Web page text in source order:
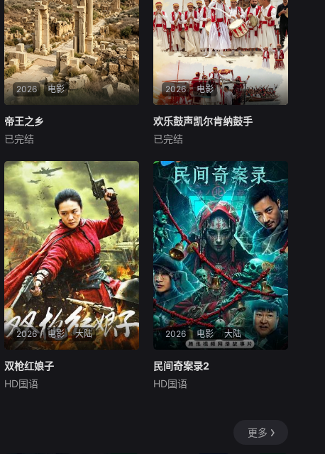
2026 电影
帝王之乡
未知
聚焦利比亚古城勒卜达，位于
首都的黎波里以东约120公
里。该城由腓尼基水手于公元
前七世纪建立，后来在罗马帝
国时期成为北非最重要的城市
之一。
帝王之乡
已完结
2026 电影
欢乐鼓声凯尔肯纳鼓手
未知
介绍凯尔肯纳群岛的民间民俗
文化，当地居民一直致力于将
这些传统世代相传并加以保
护。参加“节目交流竞赛”——
“阿拉伯世界各地”类别，主题
为“阿拉伯世界的民间艺术”
欢乐鼓声凯尔肯纳鼓手
已完结
2026 电影 大陆
双枪红娘子
刘姝彤
双枪红娘子
HD国语
2026 电影 大陆
民间奇案录2
古斌
件，勘案过程中，牵引出“婴
民间奇案录2
HD国语
更多